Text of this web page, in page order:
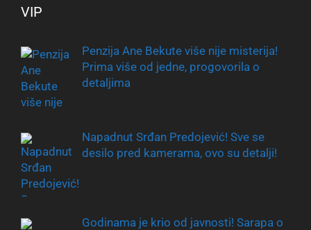
VIP
Penzija Ane Bekute više nije misterija!
Prima više od jedne, progovorila o
detaljima
Napadnut Srđan Predojević! Sve se
desilo pred kamerama, ovo su detalji!
Godinama je krio od javnosti! Sarapa o